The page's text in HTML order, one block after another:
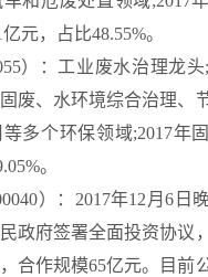
元，占比48.55%。
）：工业废水治理龙
废、水环境综合治理、
多个环保领域;2017年
。
）：2017年12月6日
政府签署全面投资协议
合作规模65亿元。目前